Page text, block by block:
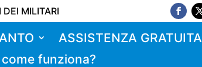
DEI MILITARI
ASSISTENZA GRATUITA
funziona?